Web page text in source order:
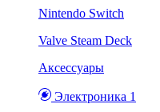
Nintendo Switch
Valve Steam Deck
Аксессуары
Электроника 1